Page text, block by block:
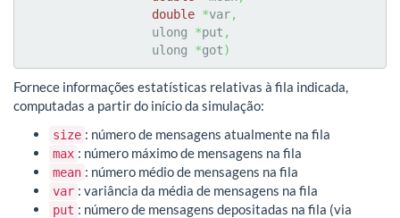
double *var,
                  ulong
*put ,
                  ulong
*got)
Fornece informações estatísticas relativas à fila indicada,
computadas a partir do início da simulação:
size : número de mensagens atualmente na fila
max : número máximo de mensagens na fila
mean : número médio de mensagens na fila
var : variância da média de mensagens na fila
put : número de mensagens depositadas na fila (via